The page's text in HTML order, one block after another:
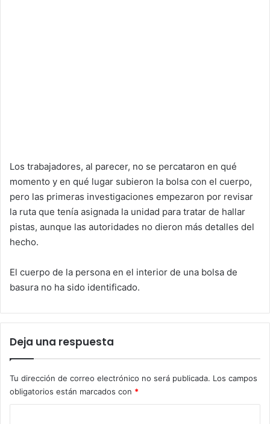
Los trabajadores, al parecer, no se percataron en qué
momento y en qué lugar subieron la bolsa con el cuerpo,
pero las primeras investigaciones empezaron por revisar
la ruta que tenía asignada la unidad para tratar de hallar
pistas, aunque las autoridades no dieron más detalles del
hecho.
El cuerpo de la persona en el interior de una bolsa de
basura no ha sido identificado.
Deja una respuesta
Tu dirección de correo electrónico no será publicada. Los campos
obligatorios están marcados con *